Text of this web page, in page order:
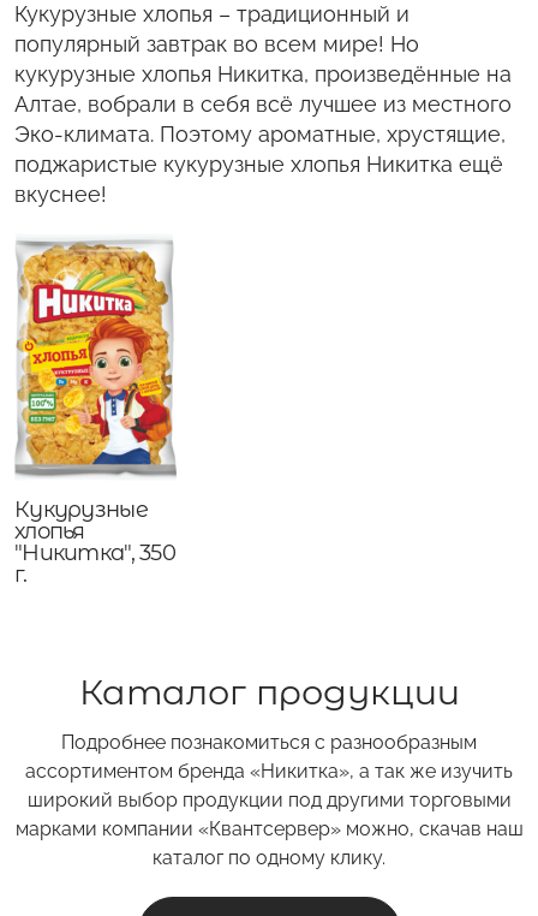
Кукурузные хлопья – традиционный и
популярный завтрак во всем мире! Но
кукурузные хлопья Никитка, произведённые на
Алтае, вобрали в себя всё лучшее из местного
Эко-климата. Поэтому ароматные, хрустящие,
поджаристые кукурузные хлопья Никитка ещё
вкуснее!
Кукурузные
хлопья
"Никитка", 350
г.
Каталог продукции
Подробнее познакомиться с разнообразным
ассортиментом бренда «Никитка», а так же изучить
широкий выбор продукции под другими торговыми
марками компании «Квантсервер» можно, скачав наш
каталог по одному клику.